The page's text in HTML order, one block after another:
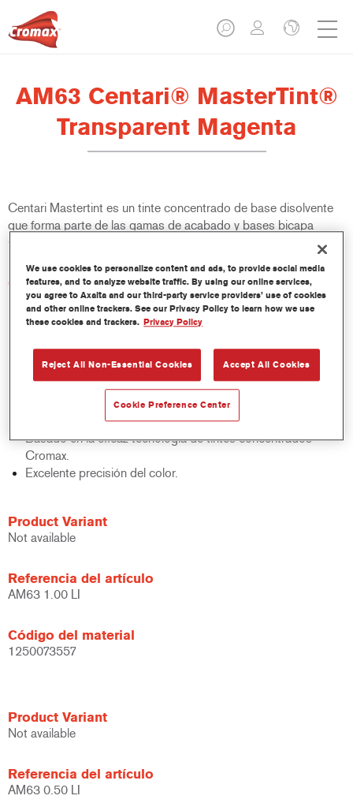
AM63 Centari® MasterTint®
Transparent Magenta
Centari Mastertint es un tinte concentrado de base disolvente
que forma parte de las gamas de acabado y bases bicapa
Centari.
Características del producto
Sistema de pintado de base disolvente, único por su
versatilidad y facilidad de uso.
calidades de base disolvente: medios y altos sólidos,
acabados y bases bicapa.
Rápido control de stocks.
Ahorra espacio de almacenamiento.
Basado en la eficaz tecnología de tintes concentrados
Cromax.
Excelente precisión del color.
Product Variant
Not available
Referencia del artículo
AM63 1.00 LI
Código del material
1250073557
Product Variant
Not available
Referencia del artículo
AM63 0.50 LI
We use cookies to personalize content and ads, to provide social media
features, and to analyze website traffic. By using our online services,
you agree to Axalta and our third-party service providers’ use of cookies
and other online trackers. See our Privacy Policy to learn how we use
these cookies and trackers. Privacy Policy
Reject All Non-Essential Cookies Accept All Cookies
Cookie Preference Center